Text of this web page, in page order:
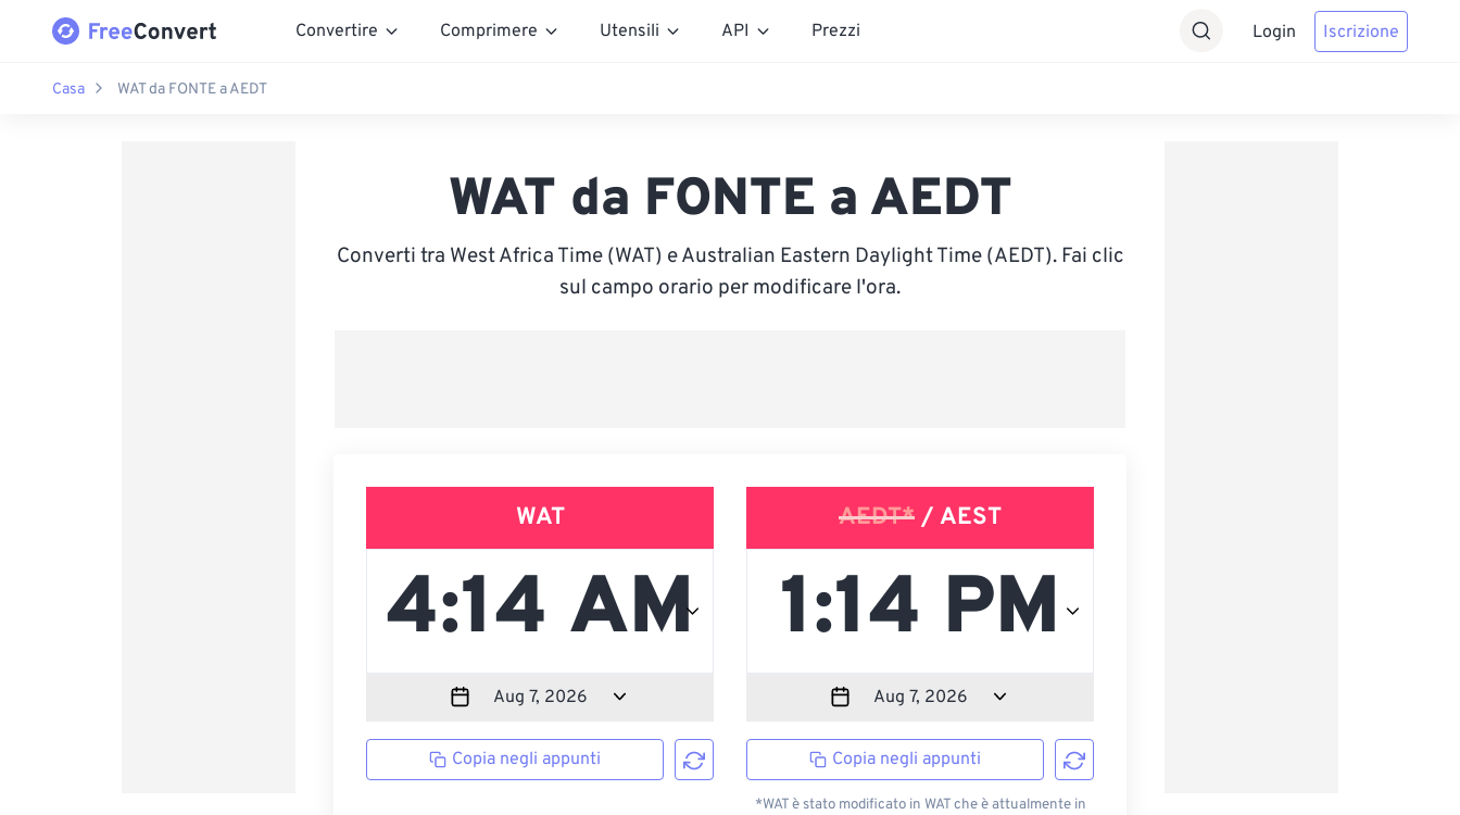
Convertire Comprimere Utensili API Prezzi Login Iscrizione
Casa WAT da FONTE a AEDT
WAT da FONTE a AEDT
Converti tra West Africa Time (WAT) e Australian Eastern Daylight Time (AEDT). Fai clic
sul campo orario per modificare l'ora.
WAT
Copia negli appunti
AEDT* / AEST
Copia negli appunti
*WAT è stato modificato in WAT che è attualmente in